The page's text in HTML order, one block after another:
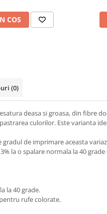
COS
(0)
deasa si groasa, din fibre
culorilor. Este varianta
gradul de imprimare aceasta
la o spalare normala la 40 grade
la 40 grade.
rufe colorate.